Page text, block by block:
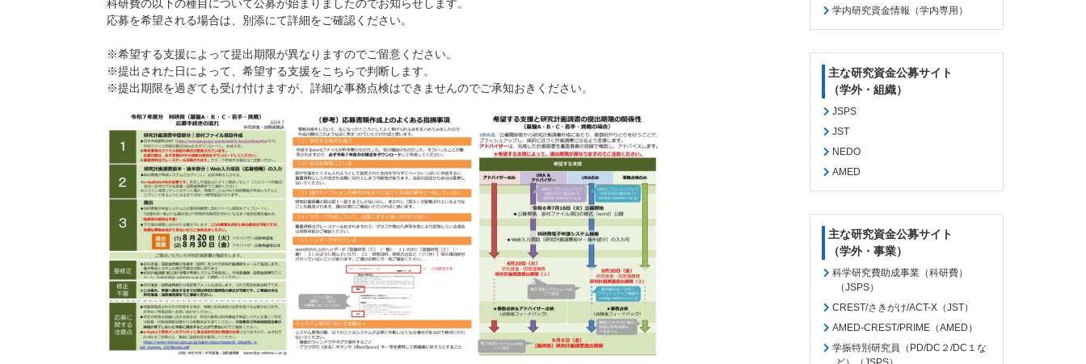
学内研究資金情報（学内専用）
主な研究資金公募サイト
（学外・組織）
JSPS
JST
NEDO
AMED
主な研究資金公募サイト
（学外・事業）
科学研究費助成事業（科研費）
（JSPS）
CREST/さきがけ/ACT-X（JST）
AMED-CREST/PRIME（AMED）
学振特別研究員（PD/DC２/DC１な
科研費の以下の種目について公募が始まりましたのでお知らせします。
応募を希望される場合は、別添にて詳細をご確認ください。
※希望する支援によって提出期限が異なりますのでご留意ください。
※提出された日によって、希望する支援をこちらで判断します。
※提出期限を過ぎても受け付けますが、詳細な事務点検はできませんのでご承知おきください。